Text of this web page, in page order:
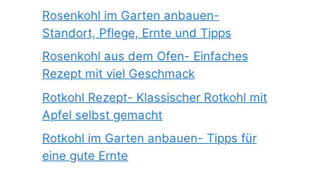
Rosenkohl im Garten anbauen-
Standort, Pflege, Ernte und Tipps
Rosenkohl aus dem Ofen- Einfaches
Rezept mit viel Geschmack
Rotkohl Rezept- Klassischer Rotkohl mit
Apfel selbst gemacht
Rotkohl im Garten anbauen- Tipps für
eine gute Ernte